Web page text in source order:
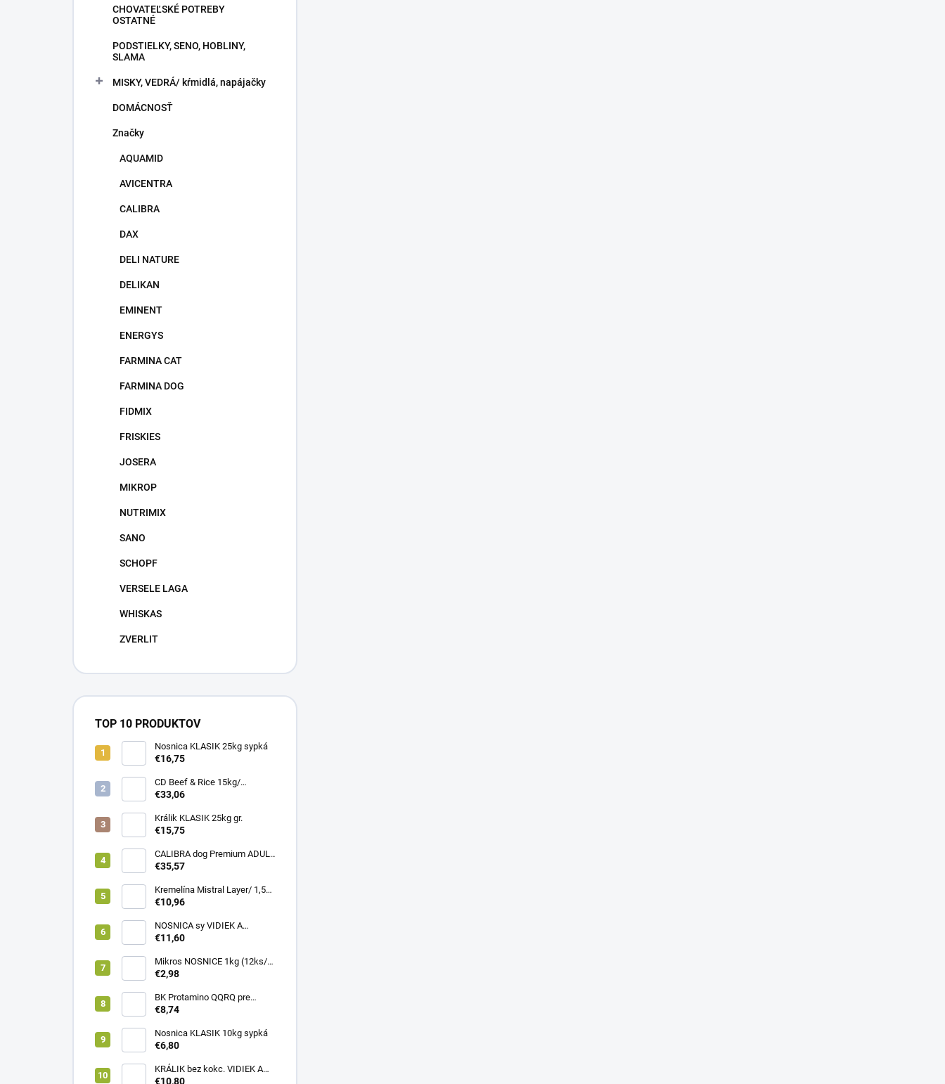
CHOVATEĽSKÉ POTREBY
OSTATNÉ
PODSTIELKY, SENO, HOBLINY,
SLAMA
MISKY, VEDRÁ/ kŕmidlá, napájačky
DOMÁCNOSŤ
Značky
AQUAMID
AVICENTRA
CALIBRA
DAX
DELI NATURE
DELIKAN
EMINENT
ENERGYS
FARMINA CAT
FARMINA DOG
FIDMIX
FRISKIES
JOSERA
MIKROP
NUTRIMIX
SANO
SCHOPF
VERSELE LAGA
WHISKAS
ZVERLIT
TOP 10 PRODUKTOV
Nosnica KLASIK 25kg sypká
€16,75
CD Beef & Rice 15kg/
Superpremium food
€33,06
Králik KLASIK 25kg gr.
€15,75
CALIBRA dog Premium ADULT
LARGE 12kg
€35,57
Kremelína Mistral Layer/ 1,5
kg vedro
€10,96
NOSNICA sy VIDIEK A
TRADÍCIA 20kg (1paleta/
€11,60
Mikros NOSNICE 1kg (12ks/
1kartón)
€2,98
BK Protamino QQRQ pre
nosnice 5kg SANO
€8,74
Nosnica KLASIK 10kg sypká
€6,80
KRÁLIK bez kokc. VIDIEK A
TRADÍCIA 20kg (1paleta/
€10,80